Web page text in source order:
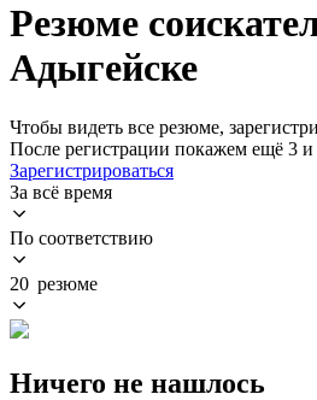
Резюме
Адыгейске
Чтобы видеть все резюме,
После регистрации покажем ещё 3
Зарегистрироваться
За всё время
По соответствию
20 резюме
Ничего не нашлось